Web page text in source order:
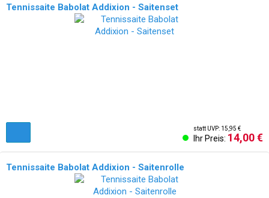
Tennissaite Babolat Addixion - Saitenset
statt UVP: 15,95 €
Ihr Preis: 14,00 €
Tennissaite Babolat Addixion - Saitenrolle